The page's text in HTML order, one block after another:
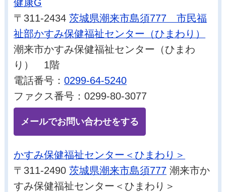
健康G
〒311-2434茨城県潮来市島須777 市民福
祉部かすみ保健福祉センター（ひまわり）
潮来市かすみ保健福祉センター（ひまわ
り） 1階
電話番号：0299-64-5240
ファクス番号：0299-80-3077
メールでお問い合わせをする
かすみ保健福祉センター＜ひまわり＞
〒311-2490茨城県潮来市島須777 潮来市か
すみ保健福祉センター＜ひまわり＞